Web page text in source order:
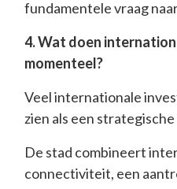
fundamentele vraag
4. Wat doen
momenteel?
Veel internationale
zien als een
De stad combineert
connectiviteit, een